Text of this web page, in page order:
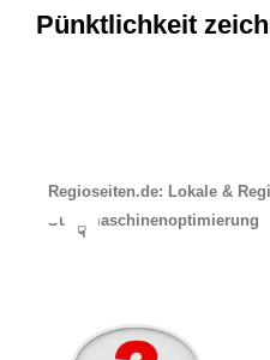
Pünktlichkeit
Regioseiten.de: Lokale &
Suchmaschinenoptimierung
☟